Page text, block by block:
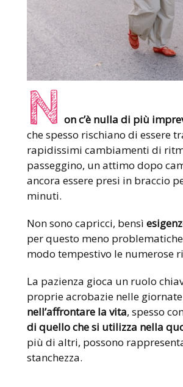
N on c’è nulla di più
che spesso rischiano di essere
rapidissimi cambiamenti di
passeggino, un attimo dopo
ancora essere presi in braccio
minuti.
Non sono capricci, bensì
per questo meno
modo tempestivo le numerose
La pazienza gioca un ruolo
proprie acrobazie nelle
nell’affrontare la vita, spesso
di quello che si utilizza nella
più di altri, possono
stanchezza.